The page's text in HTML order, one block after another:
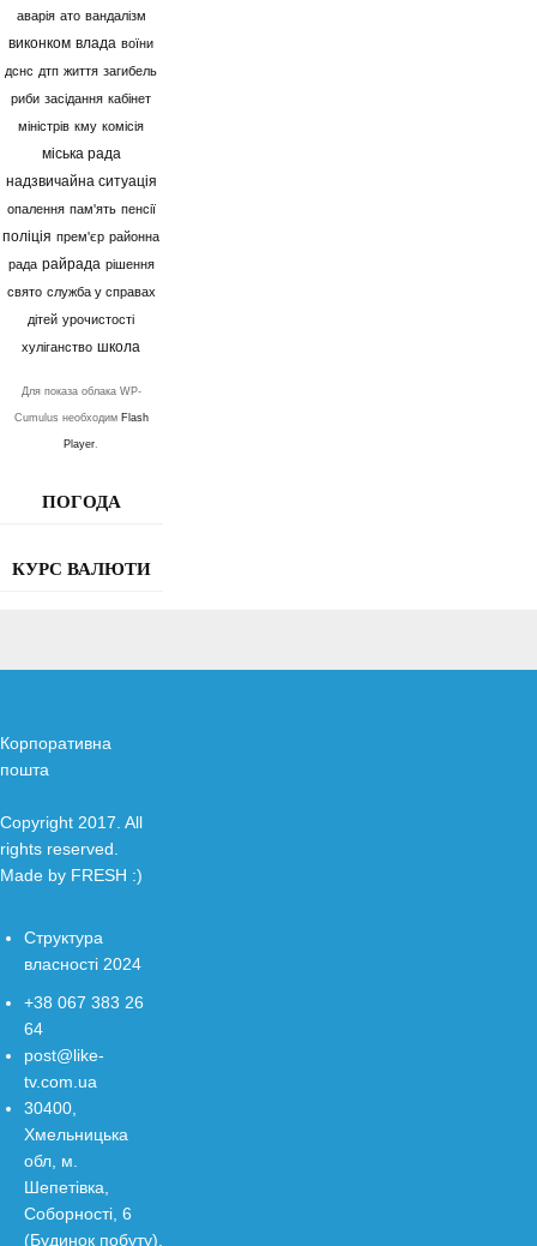
аварія ато вандалізм
виконком влада воїни
дснс дтп життя загибель
риби засідання кабінет
міністрів кму комісія
міська рада
надзвичайна ситуація
опалення пам'ять пенсії
поліція прем'єр районна
рада райрада рішення
свято служба у справах
дітей урочистості
хуліганство школа
Для показа облака WP-
Cumulus необходим Flash
Player
ПОГОДА
КУРС ВАЛЮТИ
Корпоративна
пошта
Copyright 2017. All
rights reserved.
Made by FRESH :)
Структура
власності 2024
+38 067 383 26
64
post@like-
tv.com.ua
30400,
Хмельницька
обл, м.
Шепетівка,
Соборності, 6
(Будинок побуту),